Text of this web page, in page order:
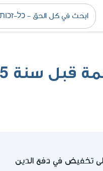
سنة 2015
تخفيض في دفع الدين